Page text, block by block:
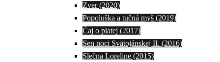
Zver (2020)
Popoluška a tučná myš (2019)
Čaj o piatej (2017)
Sen noci Svätojánskej II. (2016)
Slečna Loreline (2015)